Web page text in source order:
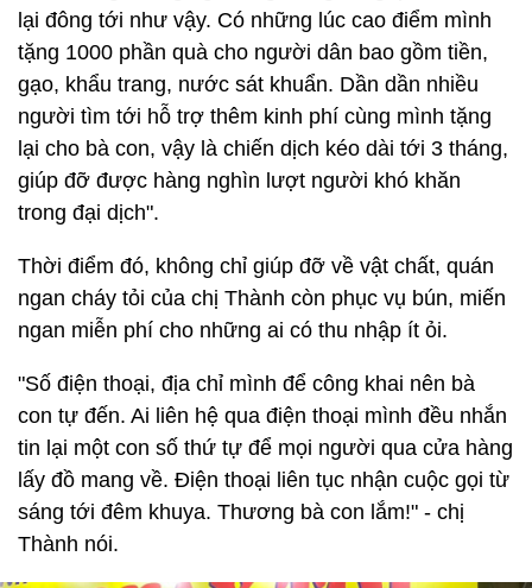
lại đông tới như vậy. Có những lúc cao điểm mình
tặng 1000 phần quà cho người dân bao gồm tiền,
gạo, khẩu trang, nước sát khuẩn. Dần dần nhiều
người tìm tới hỗ trợ thêm kinh phí cùng mình tặng
lại cho bà con, vậy là chiến dịch kéo dài tới 3 tháng,
giúp đỡ được hàng nghìn lượt người khó khăn
trong đại dịch".
Thời điểm đó, không chỉ giúp đỡ về vật chất, quán
ngan cháy tỏi của chị Thành còn phục vụ bún, miến
ngan miễn phí cho những ai có thu nhập ít ỏi.
"Số điện thoại, địa chỉ mình để công khai nên bà
con tự đến. Ai liên hệ qua điện thoại mình đều nhắn
tin lại một con số thứ tự để mọi người qua cửa hàng
lấy đồ mang về. Điện thoại liên tục nhận cuộc gọi từ
sáng tới đêm khuya. Thương bà con lắm!" - chị
Thành nói.